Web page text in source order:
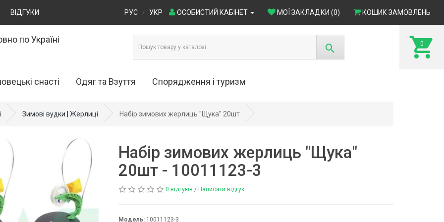
ВІДГУКИ ОСОБИСТИЙ КАБІНЕТ МОЇ ЗАКЛАДКИ (0) КОШИК ЗАМОВЛЕНЬ
РУС / УКР
по Україні
снасті
(0)
(20)
Одяг та Взуття
Одяг для риболовлі та полювання
Взуття для риболовлі та
полювання (53)
Спорядження і туризм
Крісла та стільці (4)
Рюкзаки (7)
Столи туристичні (4)
0
Зимові вудки | Жерлиці Набір зимових жерлиць "Щука" 20шт
Набір зимових жерлиць "Щука"
20шт - 10011123-3
0 відгуків / Написати відгук
Модель: 10011123-3